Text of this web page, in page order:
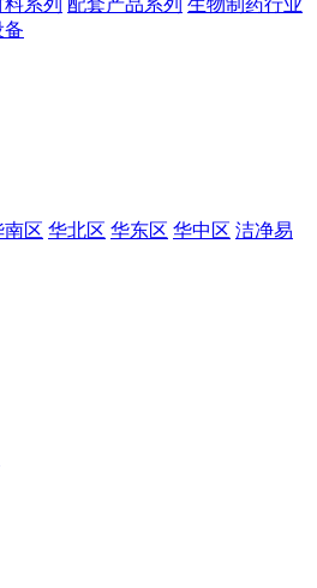
系列 配套产品系列 生物制药行业
备
南区 华北区 华东区 华中区 洁净易